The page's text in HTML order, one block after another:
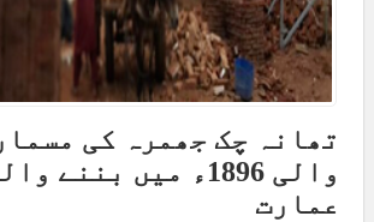
تھانہ چک جھمرہ کی
والی 1896ء میں
عمارت